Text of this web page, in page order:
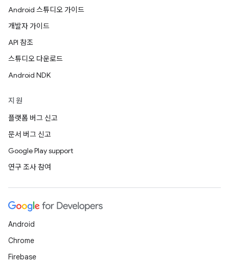
Android 스튜디오 가이드
개발자 가이드
API 참조
스튜디오 다운로드
Android NDK
지원
플랫폼 버그 신고
문서 버그 신고
Google Play support
연구 조사 참여
Android
Chrome
Firebase